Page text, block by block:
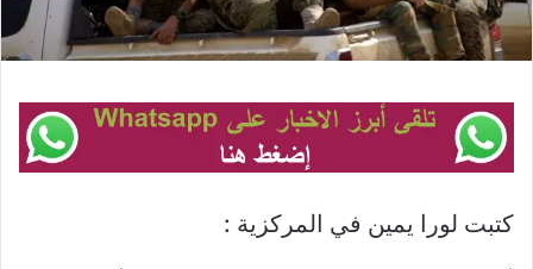
كتبت لورا يمين في المركزية :